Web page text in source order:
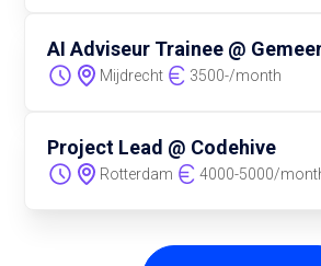
AI Adviseur Trainee @
Mijdrecht 3500-/month
Project Lead @ Codehive
Rotterdam 4000-5000/